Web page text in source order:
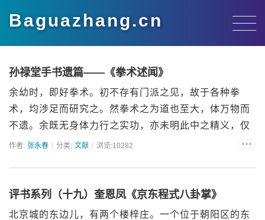
Baguazhang.cn
孙禄堂手书遗篇——《拳术述闻》
余幼时，即好拳术。初不存有门派之见，故于各种拳
术，均涉足而研究之。然拳术之为道也至大，体万物而
不遗。余既无身体力行之实功，亦未明此中之精义，仅
略窥其大概而已。...
作者: 张永春 分类: 文献 浏览:10282
评书系列（十九）奎恩凤《京东程式八卦掌》
北京城的东边儿，有两个楼梓庄。一个位于朝阳区的东